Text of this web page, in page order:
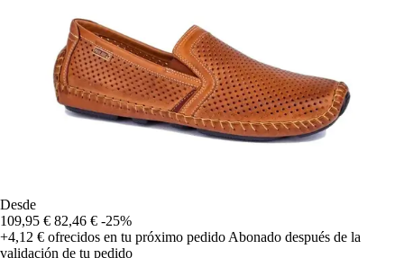
Desde
109,95 € 82,46 € -25%
+4,12 € ofrecidos en tu próximo pedido Abonado después de la
validación de tu pedido